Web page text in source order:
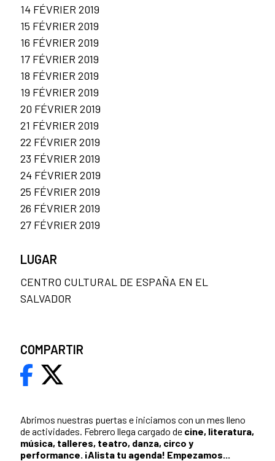
Abrimos nuestras puertas e iniciamos con un mes lleno
de actividades. Febrero llega cargado de cine, literatura,
música, talleres, teatro, danza, circo y
performance. ¡Alista tu agenda! Empezamos...
14 FÉVRIER 2019
15 FÉVRIER 2019
16 FÉVRIER 2019
17 FÉVRIER 2019
18 FÉVRIER 2019
19 FÉVRIER 2019
20 FÉVRIER 2019
21 FÉVRIER 2019
22 FÉVRIER 2019
23 FÉVRIER 2019
24 FÉVRIER 2019
25 FÉVRIER 2019
26 FÉVRIER 2019
27 FÉVRIER 2019
LUGAR
CENTRO CULTURAL DE ESPAÑA EN EL
SALVADOR
COMPARTIR